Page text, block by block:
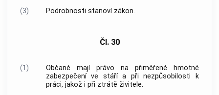
(3)
Podrobnosti stanoví zákon.
Čl. 30
(1)
Občané mají právo na přiměřené hmotné
zabezpečení ve stáří a při nezpůsobilosti k
práci, jakož i při ztrátě živitele.